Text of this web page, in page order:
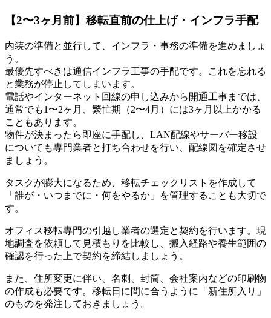
【2〜3ヶ月前】移転直前の仕上げ・インフラ手配
内装の準備と並行して、インフラ・事務の準備を進めましょ
う。
最優先すべきは通信インフラ工事の手配です。これを忘れる
と業務が停止してしまいます。
電話やインターネット回線の申し込みから開通工事までは、
通常でも1〜2ヶ月、繁忙期（2〜4月）には3ヶ月以上かかる
こともあります。
物件が決まったら即座に手配し、LAN配線やサーバー移設
についても専門業者と打ち合わせを行い、配線図を確定させ
ましょう。
タスクが膨大になるため、 移転チェックリストを作成して
「誰が・いつまでに・何をやるか」を管理することも大切で
す。
オフィス移転専門の引越し業者の選定と契約を行います。現
地調査を依頼して見積もりを比較し、搬入経路や養生範囲の
確認を行った上で契約を締結しましょう。
また、住所変更に伴い、名刺、封筒、会社案内などの印刷物
の作成も必要です。移転日に間に合うように「新住所入り」
のものを発注しておきましょう。